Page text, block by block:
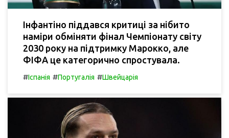
Інфантіно піддався критиці за нібито
наміри обміняти фінал Чемпіонату світу
2030 року на підтримку Марокко, але
ФІФА це категорично спростувала.
#Іспанія #Португалія #Швейцарія